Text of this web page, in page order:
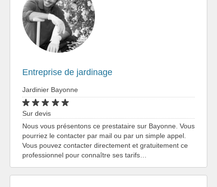
Entreprise de jardinage
Jardinier Bayonne
Sur devis
Nous vous présentons ce prestataire sur Bayonne. Vous
pourriez le contacter par mail ou par un simple appel.
Vous pouvez contacter directement et gratuitement ce
professionnel pour connaître ses tarifs…